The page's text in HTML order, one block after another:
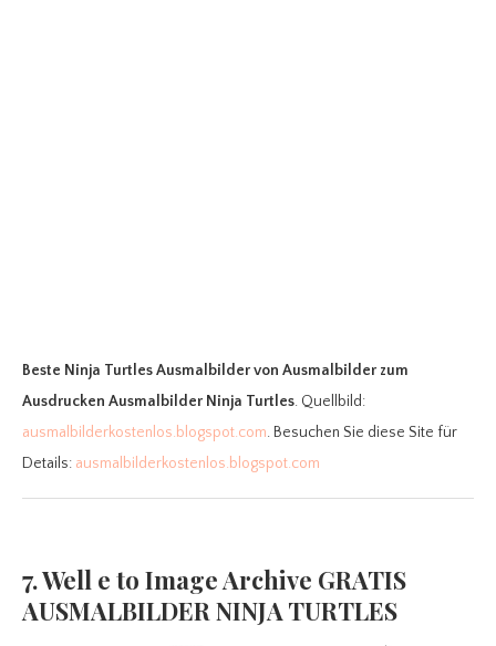
Beste Ninja Turtles Ausmalbildervon Ausmalbilder zum
Ausdrucken Ausmalbilder Ninja Turtles. Quellbild:
ausmalbilderkostenlos.blogspot.com. Besuchen Sie diese Site für
Details: ausmalbilderkostenlos.blogspot.com
7. Well e to Image Archive GRATIS
AUSMALBILDER NINJA TURTLES